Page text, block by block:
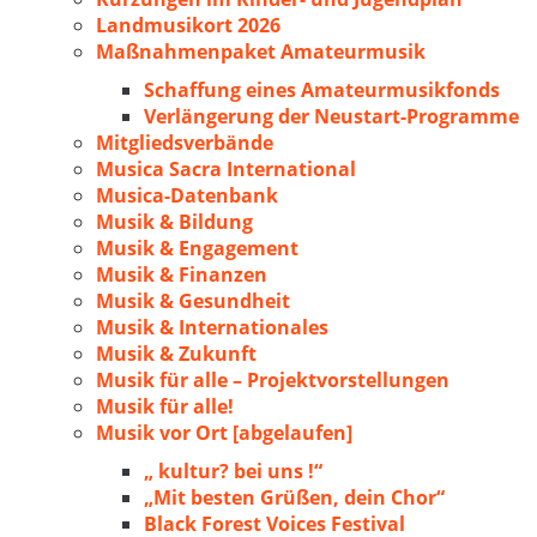
Landmusikort 2026
Maßnahmenpaket Amateurmusik
Schaffung eines Amateurmusikfonds
Verlängerung der Neustart-Programme
Mitgliedsverbände
Musica Sacra International
Musica-Datenbank
Musik & Bildung
Musik & Engagement
Musik & Finanzen
Musik & Gesundheit
Musik & Internationales
Musik & Zukunft
Musik für alle – Projektvorstellungen
Musik für alle!
Musik vor Ort [abgelaufen]
„ kultur? bei uns !“
„Mit besten Grüßen, dein Chor“
Black Forest Voices Festival